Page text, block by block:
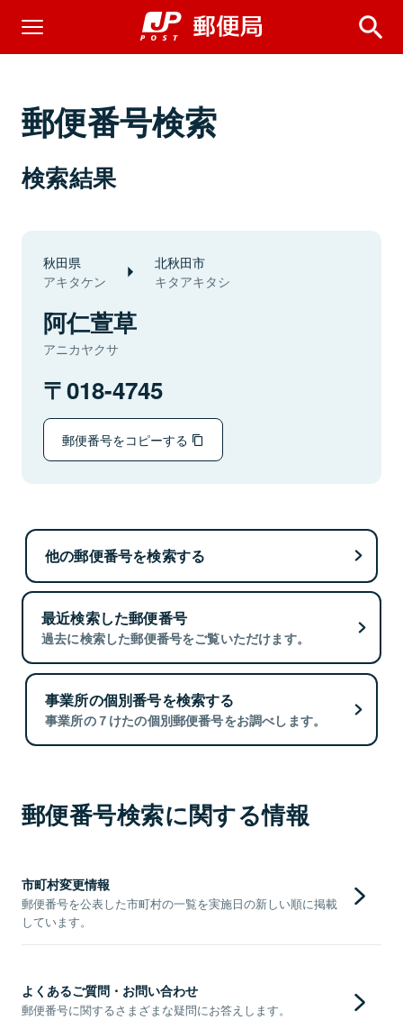
郵便番号検索
検索結果
秋田県
アキタケン
北秋田市
キタアキタシ
阿仁萱草
アニカヤクサ
018-4745
郵便番号をコピーする
他の郵便番号を検索する
最近検索した郵便番号
過去に検索した郵便番号をご覧いただけます。
事業所の個別番号を検索する
事業所の７けたの個別郵便番号をお調べします。
郵便番号検索に関する情報
市町村変更情報
郵便番号を公表した市町村の一覧を実施日の新しい順に掲載
しています。
よくあるご質問・お問い合わせ
郵便番号に関するさまざまな疑問にお答えします。